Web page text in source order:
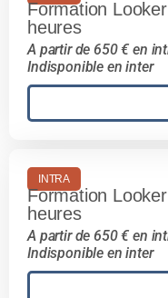
Formation
heures
A partir de 650 € en
Indisponible en inter
INTRA
Formation
heures
A partir de 650 € en
Indisponible en inter